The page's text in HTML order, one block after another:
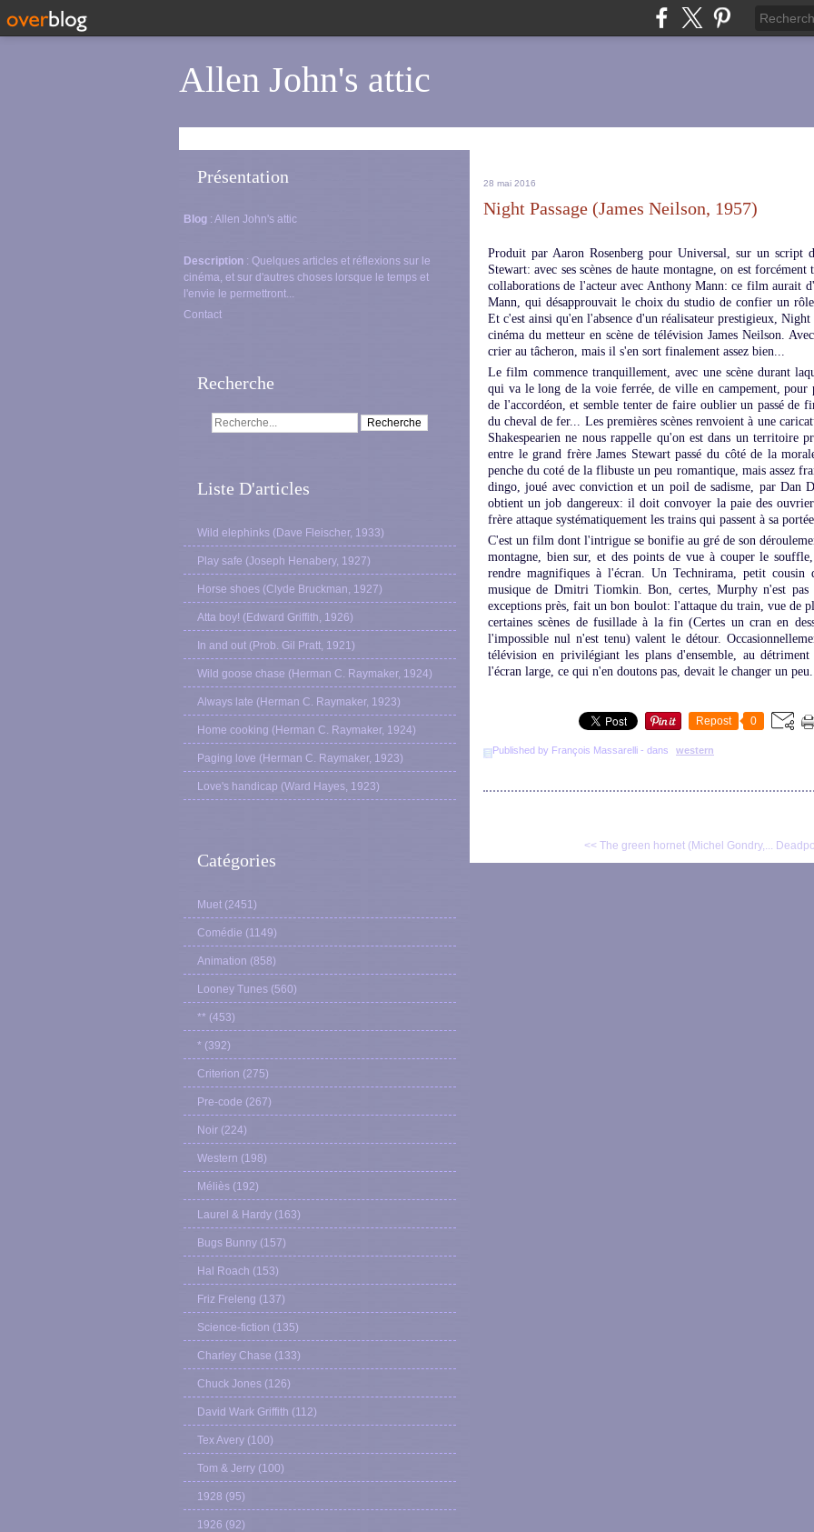
Allen John's attic
Présentation
Blog : Allen John's attic
Description : Quelques articles et réflexions sur le
cinéma, et sur d'autres choses lorsque le temps et
l'envie le permettront...
Contact
Recherche
Liste D'articles
Wild elephinks (Dave Fleischer, 1933)
Play safe (Joseph Henabery, 1927)
Horse shoes (Clyde Bruckman, 1927)
Atta boy! (Edward Griffith, 1926)
In and out (Prob. Gil Pratt, 1921)
Wild goose chase (Herman C. Raymaker, 1924)
Always late (Herman C. Raymaker, 1923)
Home cooking (Herman C. Raymaker, 1924)
Paging love (Herman C. Raymaker, 1923)
Love's handicap (Ward Hayes, 1923)
Catégories
Muet (2451)
Comédie (1149)
Animation (858)
Looney Tunes (560)
** (453)
* (392)
Criterion (275)
Pre-code (267)
Noir (224)
Western (198)
Méliès (192)
Laurel & Hardy (163)
Bugs Bunny (157)
Hal Roach (153)
Friz Freleng (137)
Science-fiction (135)
Charley Chase (133)
Chuck Jones (126)
David Wark Griffith (112)
Tex Avery (100)
Tom & Jerry (100)
1928 (95)
1926 (92)
28 mai 2016
Night Passage (James Neilson, 1957)
Produit par Aaron Rosenberg pour Universal, sur un script
Stewart: avec ses scènes de haute montagne, on est
collaborations de l'acteur avec Anthony Mann: ce film aurait
Mann, qui désapprouvait le choix du studio de confier un
Et c'est ainsi qu'en l'absence d'un réalisateur prestigieux,
cinéma du metteur en scène de télévision James Neilson.
crier au tâcheron, mais il s'en sort finalement assez bien...
Le film commence tranquillement, avec une scène durant
qui va le long de la voie ferrée, de ville en campement, pour
de l'accordéon, et semble tenter de faire oublier un passé de
du cheval de fer... Les premières scènes renvoient à une
Shakespearien ne nous rappelle qu'on est dans un territoire
entre le grand frère James Stewart passé du côté de la
penche du coté de la flibuste un peu romantique, mais assez
dingo, joué avec conviction et un poil de sadisme, par Dan
obtient un job dangereux: il doit convoyer la paie des
frère attaque systématiquement les trains qui passent à sa
C'est un film dont l'intrigue se bonifie au gré de son
montagne, bien sur, et des points de vue à couper le
rendre magnifiques à l'écran. Un Technirama, petit
musique de Dmitri Tiomkin. Bon, certes, Murphy n'est pas
exceptions près, fait un bon boulot: l'attaque du train, vue de
certaines scènes de fusillade à la fin (Certes un cran en
l'impossible nul n'est tenu) valent le détour.
télévision en privilégiant les plans d'ensemble, au
l'écran large, ce qui n'en doutons pas, devait le changer un
Repost 0
Published by François Massarelli - dans western
<< The green hornet (Michel Gondry,...